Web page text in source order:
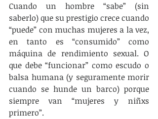
Cuando un hombre “sabe” (sin
saberlo) que su prestigio crece cuando
“puede” con muchas mujeres a la vez,
en tanto es “consumido” como
máquina de rendimiento sexual. O
que debe “funcionar” como escudo o
balsa humana (y seguramente morir
cuando se hunde un barco) porque
siempre van “mujeres y niñxs
primero”.